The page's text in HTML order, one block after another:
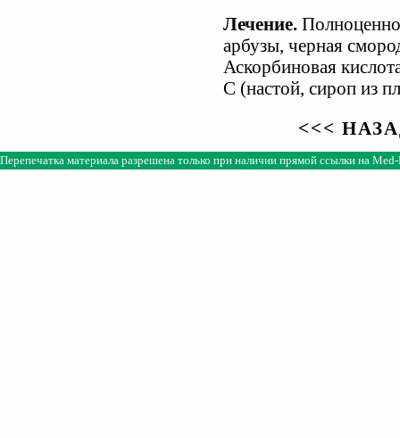
Лечение.
арбузы, черная
Аскорбиновая
С (настой, сироп из
<<<
Перепечатка материала разрешена только при наличии прямой ссылки на